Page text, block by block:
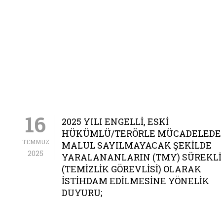
16
TEMMUZ
2025
2025 YILI ENGELLI, ESKI
HÜKÜMLÜ/TERÖRLE MÜCADELEDE
MALUL SAYILMAYACAK ŞEKILDE
YARALANANLARIN (TMY)
(TEMIZLIK GÖREVLISI) OLARAK
İSTIHDAM EDILMESINE YÖNELIK
DUYURU;